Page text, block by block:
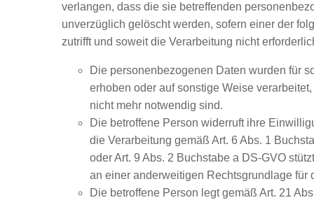
verlangen, dass die sie betreffenden
unverzüglich gelöscht werden, sofern einer der
zutrifft und soweit die Verarbeitung nicht
Die personenbezogenen Daten wurden für
erhoben oder auf sonstige Weise
nicht mehr notwendig sind.
Die betroffene Person widerruft ihre
die Verarbeitung gemäß Art. 6 Abs. 1
oder Art. 9 Abs. 2 Buchstabe a DS-GVO
an einer anderweitigen Rechtsgrundlage für
Die betroffene Person legt gemäß Art. 21